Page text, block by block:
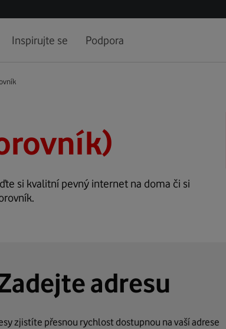
Inspirujte se Podpora
si kvalitní pevný internet na doma či si
adresu
zjistíte přesnou rychlost dostupnou na vaší adrese